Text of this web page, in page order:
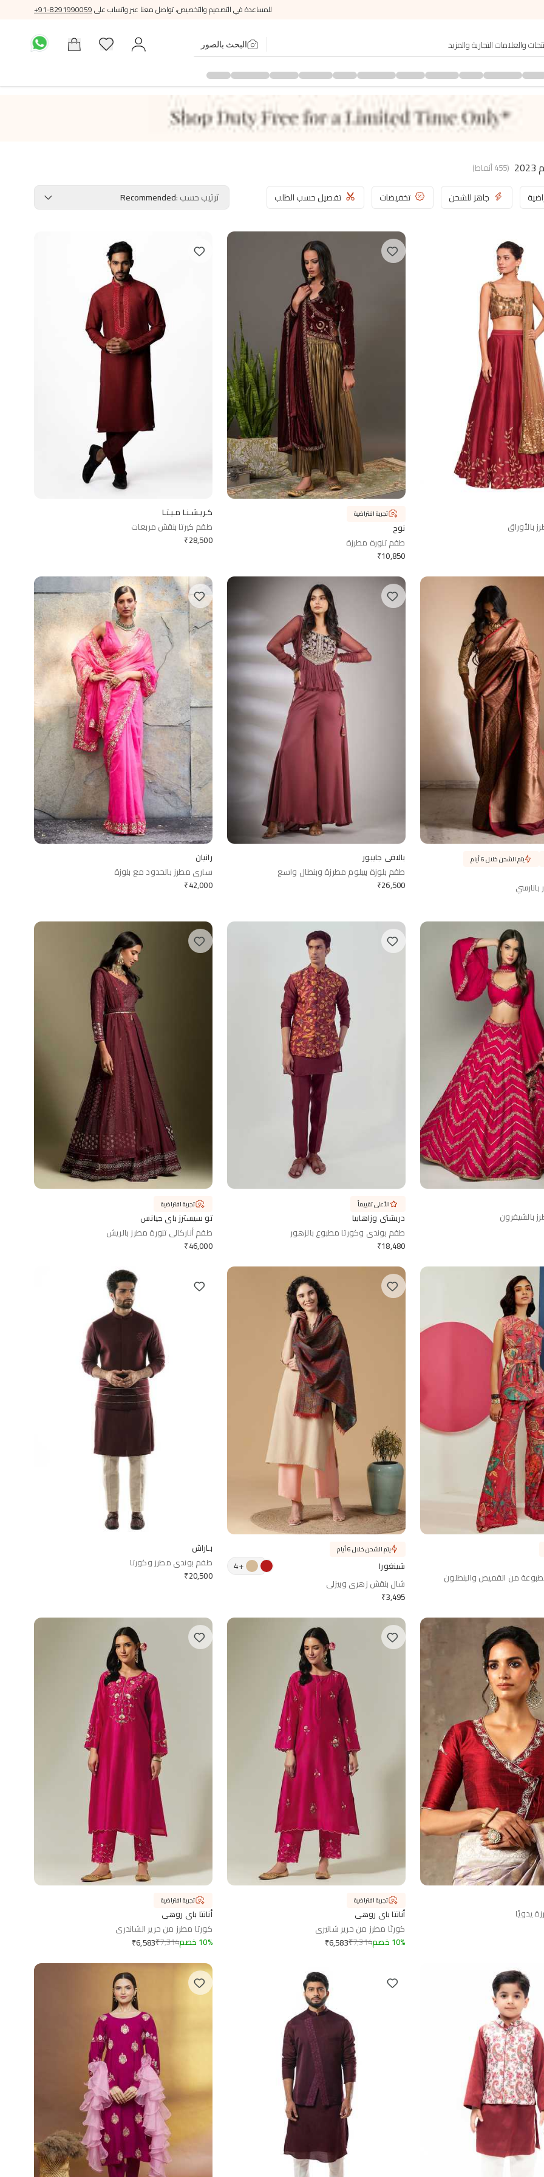
للمساعدة في التصميم والتخصيص، تواصل معنا عبر واتساب على+91-8291990059
البحث بالصور
(
455أنماط)
جاهز للشحن تخفيضات تفصيل حسب الطلب ترتيب حسب:
Recommended
بالأوراق
نوح
طقم تنورة مطرزة
₹10,850
تجربة افتراضية
كـريـشـنـا مـيـتـا
طقم كيرتا بنقش مربعات
₹28,500
يتم الشحن خلال 6 أيام
بالافي جايبور
طقم بلوزة بيبلوم مطرزة وبنطال واسع
₹26,500
رانيان
ساري مطرز بالحدود مع بلوزة
₹42,000
بالشيفرون
دريشتي وزاهابيا
طقم بوندي وكورتا مطبوع بالزهور
₹18,480
الأعلى تقييماً
تو سيسترز باي جيانس
طقم أناركالي تنورة مطرز بالريش
₹46,000
تجربة افتراضية
من القميص والبنطلون
شينغورا +
4
شال بنقش زهري وبيزلي
₹3,495
يتم الشحن خلال 6 أيام
بـاراش
طقم بوندي مطرز وكورتا
₹20,500
يدويًا
أنانتا باي روهي
كورتَا مطرز من حرير شانيري
₹6,583₹7,314 10% خصم
تجربة افتراضية
أنانتا باي روهي
كورتا مطرز من حرير الشاندرى
₹6,583₹7,314 10% خصم
تجربة افتراضية